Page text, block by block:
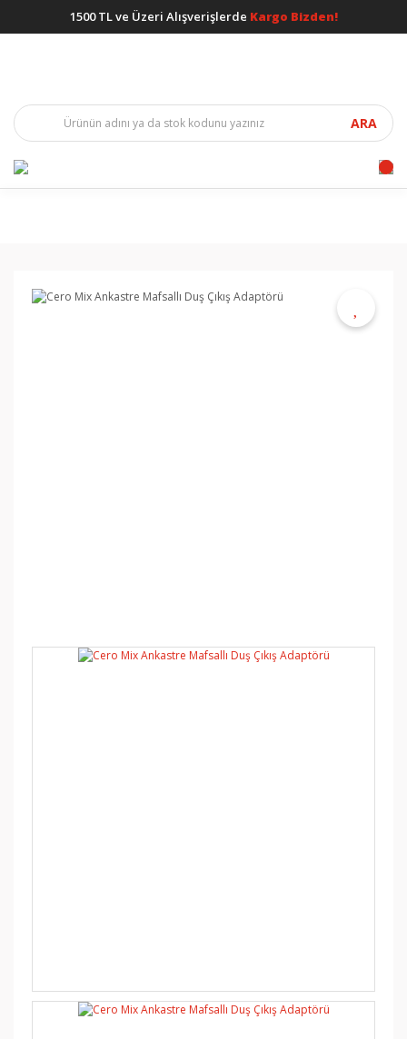
1500 TL ve Üzeri Alışverişlerde Kargo Bizden!
ARA